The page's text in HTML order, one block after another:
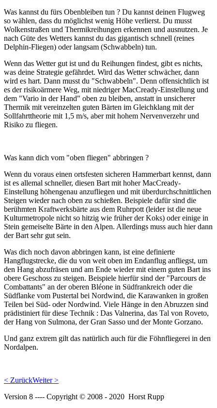
Was kannst du fürs Obenbleiben tun ? Du kannst deinen Flugweg
so wählen, dass du möglichst wenig Höhe verlierst. Du musst
Wolkenstraßen und Thermikreihungen erkennen und ausnutzen. Je
nach Güte des Wetters kannst du das gigantisch schnell (reines
Delphin-Fliegen) oder langsam (Schwabbeln) tun.
Wenn das Wetter gut ist und du Reihungen findest, gibt es nichts,
was deine Strategie gefährdet. Wird das Wetter schwächer, dann
wird es hart. Dann musst du "Schwabbeln". Denn offensichtlich ist
es der risikoärmere Weg, mit niedriger MacCready-Einstellung und
dem "Vario in der Hand" oben zu bleiben, anstatt in unsicherer
Thermik mit vereinzelten guten Bärten im Gleichklang mit der
Sollfahrttheorie mit 1,5 m/s, aber mit hohem Nervenverzehr und
Risiko zu fliegen.
Was kann dich vom "oben fliegen" abbringen ?
Wenn du voraus einen ortsfesten sicheren Hammerbart kennst, dann
ist es allemal schneller, diesen Bart mit hoher MacCready-
Einstellung höhengenau anzufliegen und mit überdurchschnittlichen
Steigen wieder nach oben zu schießen. Beispiele dafür sind die
berühmten Kraftwerksbärte aus dem Ruhrpott (leider ist die neue
Kulturmetropole nicht so hitzig wie früher der Koks) oder einige in
Stein gemeiselte Bärte in den Alpen. Allerdings muss auch hier dann
der Bart sehr gut sein.
Was dich noch davon abbringen kann, ist eine definierte
Hangflugstrecke, die du von weit oben im Endanflug anfliegst, um
den Hang abzufräsen und am Ende wieder mit einem guten Bart ins
obere Geschoss zu steigen. Beispiele hierfür sind der "Parcours de
Combattants" an der oberen Bléone in Südfrankreich oder die
Südflanke vom Pustertal bei Nordwind, die Karawanken in großen
Teilen bei Süd- oder Nordwind. Viele Hänge in den Abruzzen sind
prädistiniert für diese Technik : Das Valnerina, das Tal von Roveto,
der Hang von Sulmona, der Gran Sasso und der Monte Gorzano.
Und ganz extrem gilt das natürlich auch für die Föhnfliegerei in den
Nordalpen.
< ZurückWeiter >
Version 8 ---- Copyright © 2008 - 2020 Horst Rupp